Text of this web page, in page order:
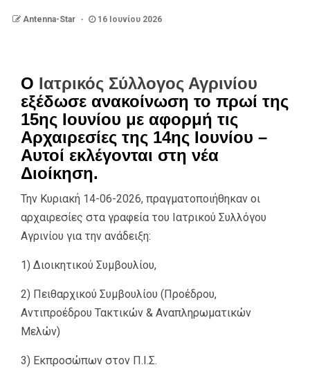
Antenna-Star 16 Ιουνίου 2026
Ο Ιατρικός Σύλλογος Αγρινίου
εξέδωσε ανακοίνωση το πρωί της
15ης Ιουνίου με αφορμή τις
Αρχαιρεσίες της 14ης Ιουνίου –
Αυτοί εκλέγονται στη νέα
Διοίκηση.
Την Κυριακή 14-06-2026, πραγματοποιήθηκαν οι
αρχαιρεσίες στα γραφεία του Ιατρικού Συλλόγου
Αγρινίου για την ανάδειξη:
1) Διοικητικού Συμβουλίου,
2) Πειθαρχικού Συμβουλίου (Προέδρου,
Αντιπροέδρου Τακτικών & Αναπληρωματικών
Μελών)
3) Εκπροσώπων στον Π.Ι.Σ.